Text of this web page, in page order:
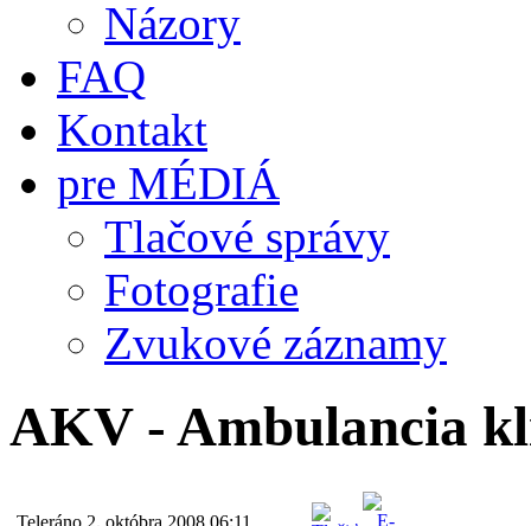
Názory
FAQ
Kontakt
pre MÉDIÁ
Tlačové správy
Fotografie
Zvukové záznamy
AKV - Ambulancia
Teleráno 2. októbra 2008 06:11